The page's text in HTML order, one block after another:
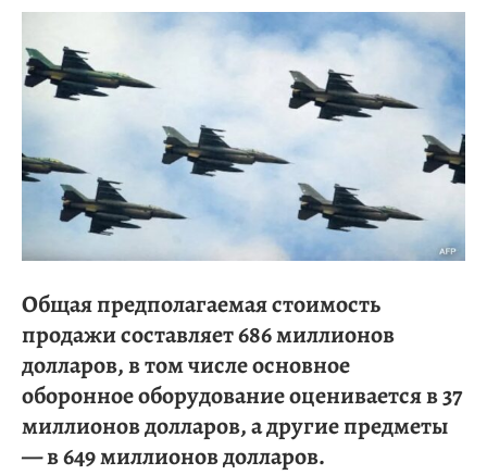
Общая предполагаемая стоимость
продажи составляет 686 миллионов
долларов, в том числе основное
оборонное оборудование оценивается в 37
миллионов долларов, а другие предметы
— в 649 миллионов долларов.